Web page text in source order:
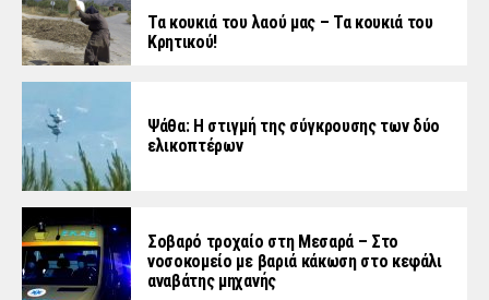
Τα κουκιά του λαού μας – Τα κουκιά του
Κρητικού!
Ψάθα: Η στιγμή της σύγκρουσης των δύο
ελικοπτέρων
Σοβαρό τροχαίο στη Μεσαρά – Στο
νοσοκομείο με βαριά κάκωση στο κεφάλι
αναβάτης μηχανής